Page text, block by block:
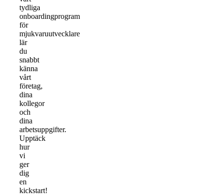
tydliga
onboardingprogram
för
mjukvaruutvecklare
lär
du
snabbt
känna
vårt
företag,
dina
kollegor
och
dina
arbetsuppgifter.
Upptäck
hur
vi
ger
dig
en
kickstart!